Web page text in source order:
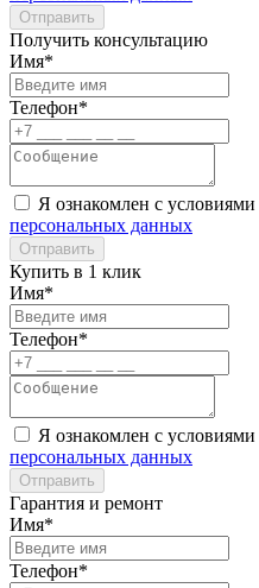
Отправить
Получить консультацию
Имя*
Телефон*
Я ознакомлен с условиями
персональных данных
Отправить
Купить в 1 клик
Имя*
Телефон*
Я ознакомлен с условиями
персональных данных
Отправить
Гарантия и ремонт
Имя*
Телефон*